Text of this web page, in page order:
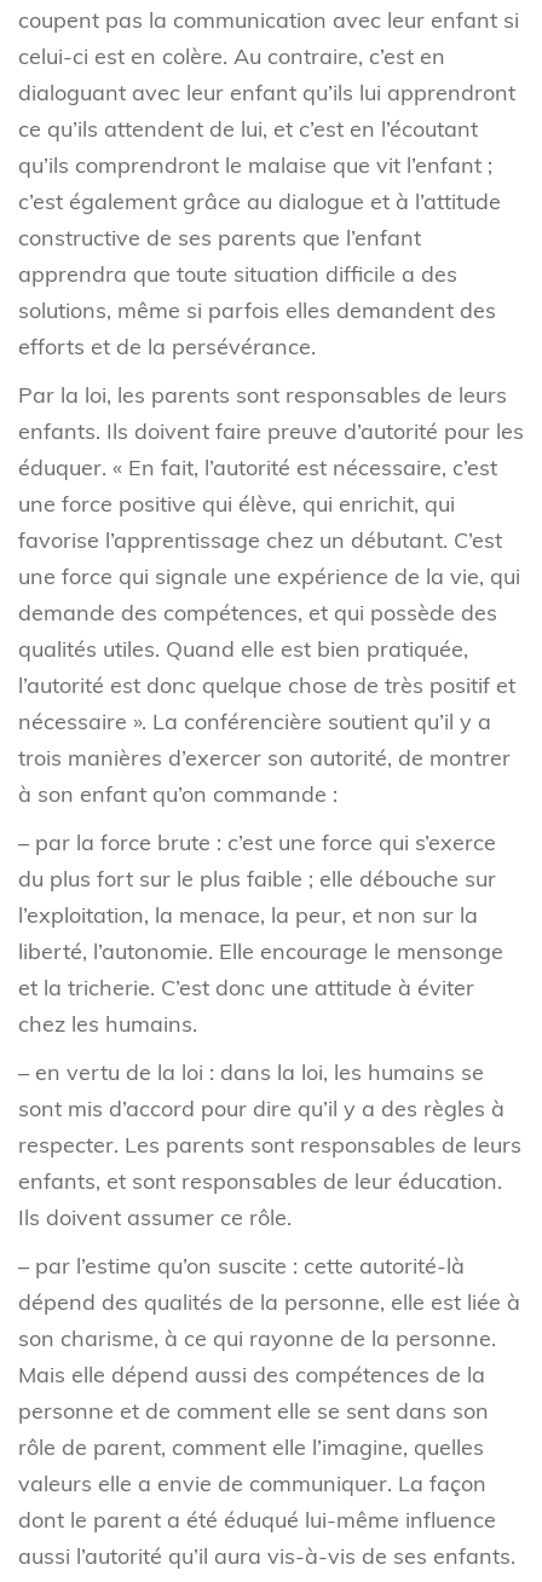
coupent pas la communication avec leur enfant si
celui-ci est en colère. Au contraire, c’est en
dialoguant avec leur enfant qu’ils lui apprendront
ce qu’ils attendent de lui, et c’est en l’écoutant
qu’ils comprendront le malaise que vit l’enfant ;
c’est également grâce au dialogue et à l’attitude
constructive de ses parents que l’enfant
apprendra que toute situation difficile a des
solutions, même si parfois elles demandent des
efforts et de la persévérance.
Par la loi, les parents sont responsables de leurs
enfants. Ils doivent faire preuve d’autorité pour les
éduquer. « En fait, l’autorité est nécessaire, c’est
une force positive qui élève, qui enrichit, qui
favorise l’apprentissage chez un débutant. C’est
une force qui signale une expérience de la vie, qui
demande des compétences, et qui possède des
qualités utiles. Quand elle est bien pratiquée,
l’autorité est donc quelque chose de très positif et
nécessaire ». La conférencière soutient qu’il y a
trois manières d’exercer son autorité, de montrer
à son enfant qu’on commande :
– par la force brute : c’est une force qui s’exerce
du plus fort sur le plus faible ; elle débouche sur
l’exploitation, la menace, la peur, et non sur la
liberté, l’autonomie. Elle encourage le mensonge
et la tricherie. C’est donc une attitude à éviter
chez les humains.
– en vertu de la loi : dans la loi, les humains se
sont mis d’accord pour dire qu’il y a des règles à
respecter. Les parents sont responsables de leurs
enfants, et sont responsables de leur éducation.
Ils doivent assumer ce rôle.
– par l’estime qu’on suscite : cette autorité-là
dépend des qualités de la personne, elle est liée à
son charisme, à ce qui rayonne de la personne.
Mais elle dépend aussi des compétences de la
personne et de comment elle se sent dans son
rôle de parent, comment elle l’imagine, quelles
valeurs elle a envie de communiquer. La façon
dont le parent a été éduqué lui-même influence
aussi l’autorité qu’il aura vis-à-vis de ses enfants.